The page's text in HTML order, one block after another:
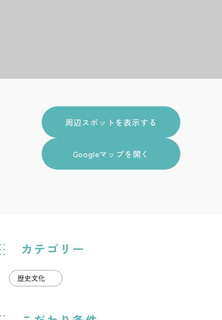
カテゴリー
歴史文化
周辺スポットを表示する
Googleマップを開く